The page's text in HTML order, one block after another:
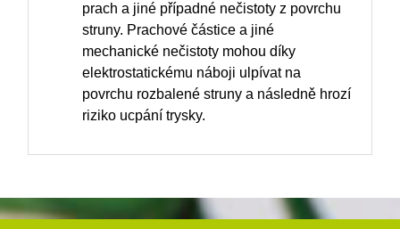
prach a jiné případné nečistoty z povrchu
struny. Prachové částice a jiné
mechanické nečistoty mohou díky
elektrostatickému náboji ulpívat na
povrchu rozbalené struny a následně hrozí
riziko ucpání trysky.